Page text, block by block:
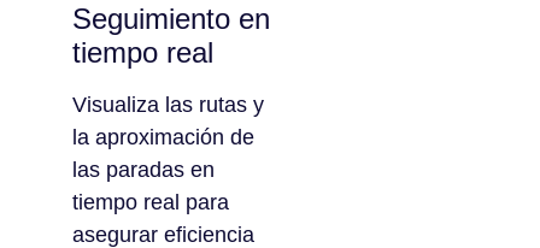
Seguimiento en
tiempo real
Visualiza las rutas y
la aproximación de
las paradas en
tiempo real para
asegurar eficiencia